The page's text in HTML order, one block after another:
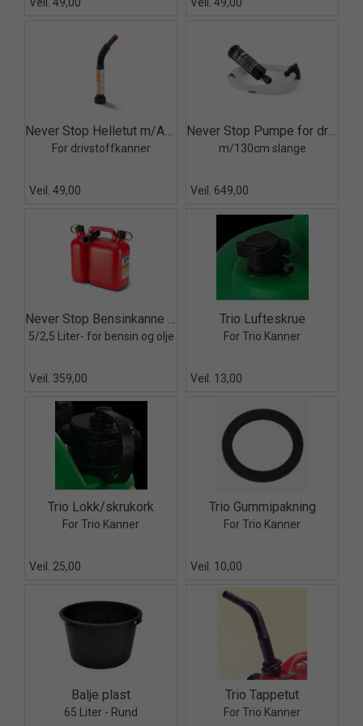
Quick View+ Never Stop Helletut m/Autostop
For drivstoffkanner
Veil. 49,00
Quick View+ Never Stop Pumpe for drivstoffkanne
m/130cm slange
Veil. 649,00
Quick View+ Never Stop Bensinkanne kombi
5/2,5 Liter- for bensin og olje
Veil. 359,00
Quick View+
Trio Lufteskrue
For Trio Kanner
Veil. 13,00
Quick View+
Trio Lokk/skrukork
For Trio Kanner
Veil. 25,00
Quick View+
Trio Gummipakning
For Trio Kanner
Veil. 10,00
Quick View+
Balje plast
65 Liter - Rund
Quick View+
Trio Tappetut
For Trio Kanner